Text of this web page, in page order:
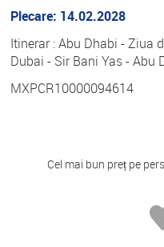
Plecare: 14.02.2028
Itinerar : Abu Dhabi - Ziua
Dubai - Sir Bani Yas - Abu
MXPCR10000094614
Cel mai bun preț pe